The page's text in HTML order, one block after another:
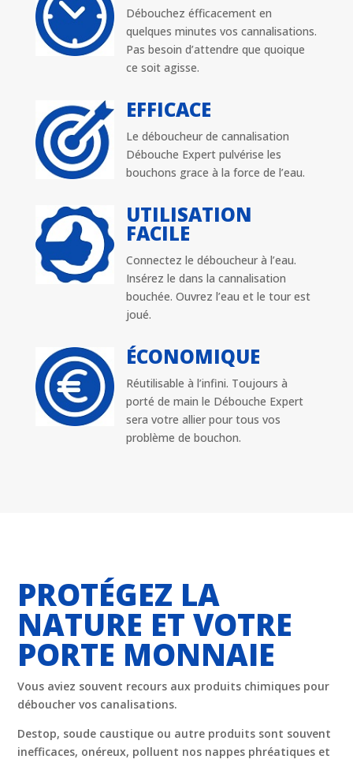
Débouchez éfficacement en
quelques minutes vos cannalisations.
Pas besoin d’attendre que quoique
ce soit agisse.
EFFICACE
Le déboucheur de cannalisation
Débouche Expert pulvérise les
bouchons grace à la force de l’eau.
UTILISATION
FACILE
Connectez le déboucheur à l’eau.
Insérez le dans la cannalisation
bouchée. Ouvrez l’eau et le tour est
joué.
ÉCONOMIQUE
Réutilisable à l’infini. Toujours à
porté de main le Débouche Expert
sera votre allier pour tous vos
problème de bouchon.
PROTÉGEZ LA
NATURE ET VOTRE
PORTE MONNAIE
Vous aviez souvent recours aux produits chimiques pour
déboucher vos canalisations.
Destop, soude caustique ou autre produits sont souvent
inefficaces, onéreux, polluent nos nappes phréatiques et